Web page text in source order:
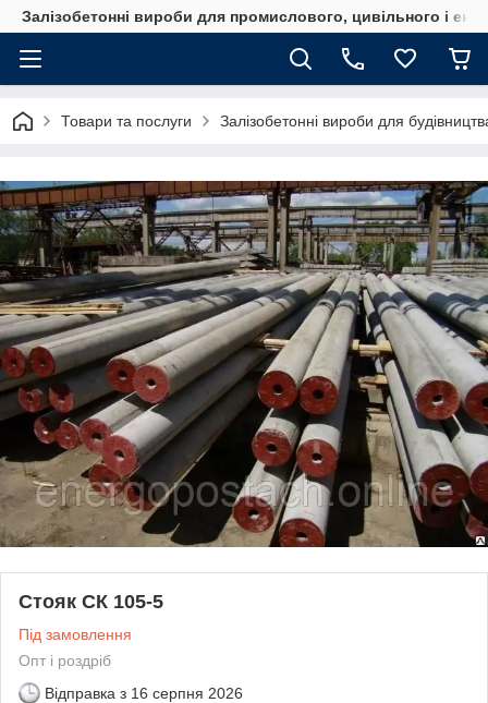
Залізобетонні вироби для промислового, цивільного і
Товари та послуги Залізобетонні вироби для
Стояк СК 105-5
Під замовлення
Опт і роздріб
Відправка з 16 серпня 2026